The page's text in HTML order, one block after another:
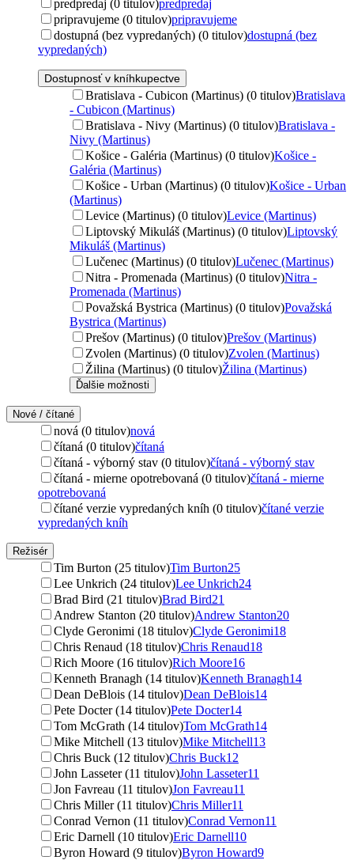
predpredaj (0 titulov)predpredaj
pripravujeme (0 titulov)pripravujeme
dostupná (bez vypredaných) (0 titulov)dostupná (bez
vypredaných)
Dostupnosť v kníhkupectve
Bratislava - Cubicon (Martinus) (0 titulov)Bratislava
- Cubicon (Martinus)
Bratislava - Nivy (Martinus) (0 titulov)Bratislava -
Nivy (Martinus)
Košice - Galéria (Martinus) (0 titulov)Košice -
Galéria (Martinus)
Košice - Urban (Martinus) (0 titulov)Košice - Urban
(Martinus)
Levice (Martinus) (0 titulov)Levice (Martinus)
Liptovský Mikuláš (Martinus) (0 titulov)Liptovský
Mikuláš (Martinus)
Lučenec (Martinus) (0 titulov)Lučenec (Martinus)
Nitra - Promenada (Martinus) (0 titulov)Nitra -
Promenada (Martinus)
Považská Bystrica (Martinus) (0 titulov)Považská
Bystrica (Martinus)
Prešov (Martinus) (0 titulov)Prešov (Martinus)
Zvolen (Martinus) (0 titulov)Zvolen (Martinus)
Žilina (Martinus) (0 titulov)Žilina (Martinus)
Ďalšie možnosti
Nové / čítané
nová (0 titulov)nová
čítaná (0 titulov)čítaná
čítaná - výborný stav (0 titulov)čítaná - výborný stav
čítaná - mierne opotrebovaná (0 titulov)čítaná - mierne
opotrebovaná
čítané verzie vypredaných kníh (0 titulov)čítané verzie
vypredaných kníh
Režisér
Tim Burton (25 titulov)Tim Burton25
Lee Unkrich (24 titulov)Lee Unkrich24
Brad Bird (21 titulov)Brad Bird21
Andrew Stanton (20 titulov)Andrew Stanton20
Clyde Geronimi (18 titulov)Clyde Geronimi18
Chris Renaud (18 titulov)Chris Renaud18
Rich Moore (16 titulov)Rich Moore16
Kenneth Branagh (14 titulov)Kenneth Branagh14
Dean DeBlois (14 titulov)Dean DeBlois14
Pete Docter (14 titulov)Pete Docter14
Tom McGrath (14 titulov)Tom McGrath14
Mike Mitchell (13 titulov)Mike Mitchell13
Chris Buck (12 titulov)Chris Buck12
John Lasseter (11 titulov)John Lasseter11
Jon Favreau (11 titulov)Jon Favreau11
Chris Miller (11 titulov)Chris Miller11
Conrad Vernon (11 titulov)Conrad Vernon11
Eric Darnell (10 titulov)Eric Darnell10
Byron Howard (9 titulov)Byron Howard9